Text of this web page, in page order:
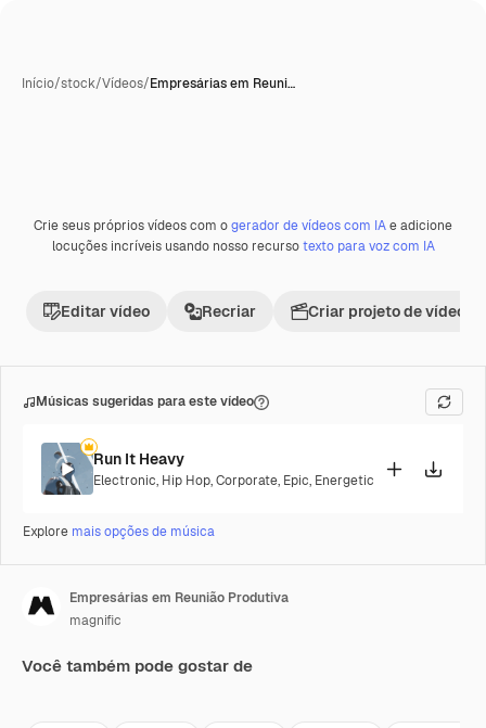
Início/stock/Vídeos/Empresárias em Reuni…
Crie seus próprios vídeos com ogerador de vídeos com IAe adicione
locuções incríveis usando nosso recursotexto para voz com IA
Editar vídeo Recriar Criar projeto de vídeo
Músicas sugeridas para este vídeo
Run It Heavy
Electronic, Hip Hop,Corporate, Epic, Energetic
Explore mais opções de música
Empresárias em Reunião Produtiva
magnific
Você também pode gostar de